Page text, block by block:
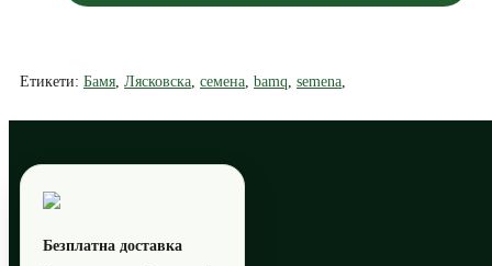
Етикети: Бамя, Лясковска, семена, bamq, semena,
Безплатна доставка